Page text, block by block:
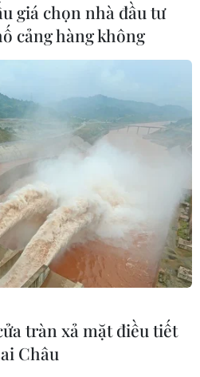
giá chọn nhà đầu tư
cảng hàng không
tràn xả mặt điều tiết
Châu